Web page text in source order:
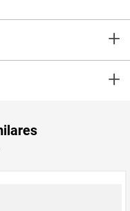
+
con fino alambre de acero
sea más durable y
+